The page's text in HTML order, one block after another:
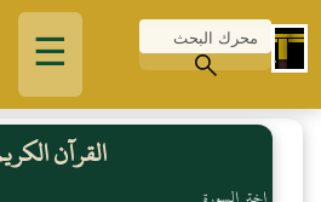
☰
القرآن